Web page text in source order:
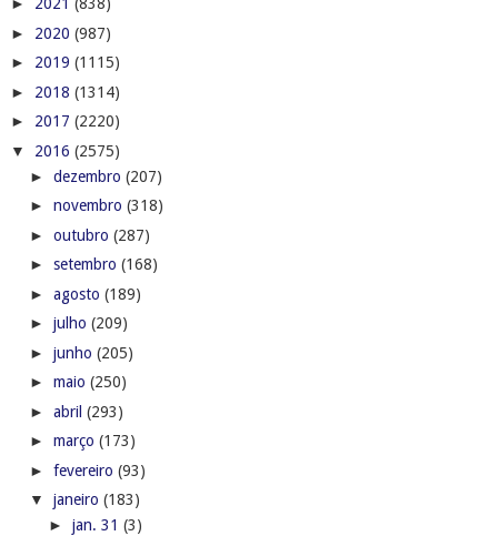
► 2020 (987)
► 2019 (1115)
► 2018 (1314)
► 2017 (2220)
▼ 2016 (2575)
► dezembro (207)
► novembro (318)
► outubro (287)
► setembro (168)
► agosto (189)
► julho (209)
► junho (205)
► maio (250)
► abril (293)
► março (173)
► fevereiro (93)
▼ janeiro (183)
► jan. 31 (3)